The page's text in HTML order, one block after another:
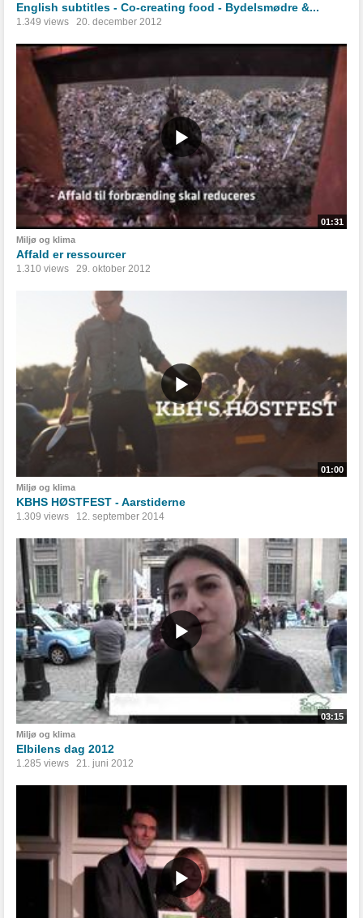
English subtitles - Co-creating food - Bydelsmødre &...
1.349 views 20. december 2012
01:31
Miljø og klima
Affald er ressourcer
1.310 views 29. oktober 2012
01:00
Miljø og klima
KBHS HØSTFEST - Aarstiderne
1.309 views 12. september 2014
03:15
Miljø og klima
Elbilens dag 2012
1.285 views 21. juni 2012